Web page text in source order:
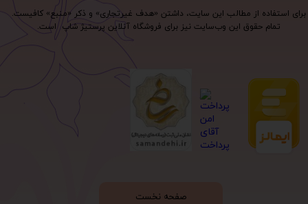
برای استفاده از مطالب این سایت، داشتن «هدف غیرتجاری» و ذکر «منبع» کافیست.
تمام حقوق اين وب‌سايت نیز برای فروشگاه آنلاین پرستیژ شاپ است.
صفحه نخست